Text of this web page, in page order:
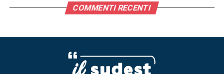
COMMENTI RECENTI